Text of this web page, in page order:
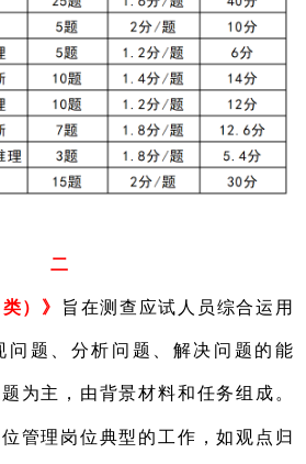
二
）》 旨在测查应试人员综合运用
问题、分析问题、解决问题的能
为主，由背景材料和任务组成。
管理岗位典型的工作，如观点归